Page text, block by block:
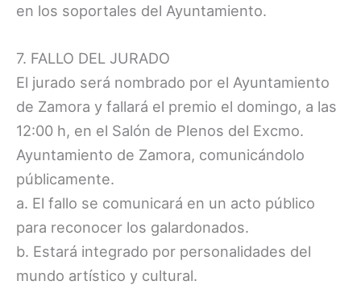
en los soportales del Ayuntamiento.
7. FALLO DEL JURADO
El jurado será nombrado por el Ayuntamiento
de Zamora y fallará el premio el domingo, a las
12:00 h, en el Salón de Plenos del Excmo.
Ayuntamiento de Zamora, comunicándolo
públicamente.
a. El fallo se comunicará en un acto público
para reconocer los galardonados.
b. Estará integrado por personalidades del
mundo artístico y cultural.